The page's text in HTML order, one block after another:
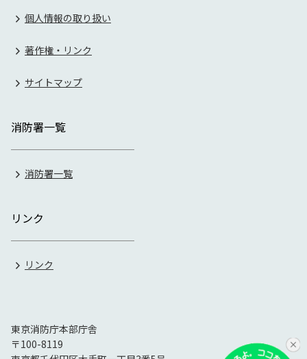
個人情報の取り扱い
著作権・リンク
サイトマップ
消防署一覧
消防署一覧
リンク
リンク
東京消防庁本部庁舎
〒100-8119